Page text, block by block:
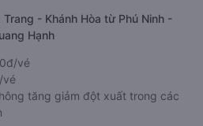
- Khánh Hòa từ Phú Ninh -
Hạnh
vé
vé
tăng giảm đột xuất trong các